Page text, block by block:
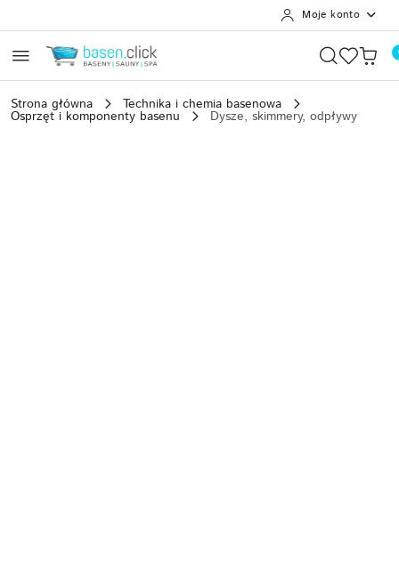
Moje konto
Strona główna Technika i chemia basenowa
Osprzęt i komponenty basenu Dysze, skimmery, odpływy